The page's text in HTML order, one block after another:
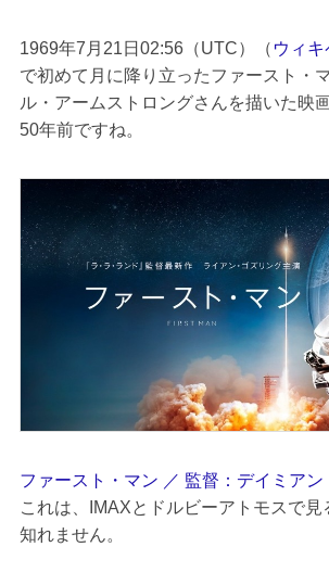
1969年7月21日02:56（UTC）（ ウィ
で初めて月に降り立ったファースト・
ル・アームストロングさんを描いた映
50年前ですね。
ファースト・マン ／ 監督：デイミアン
これは、IMAXとドルビーアトモスで見
知れません。